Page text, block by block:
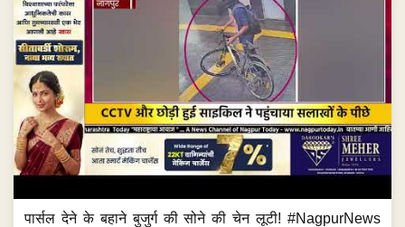
पार्सल देने के बहाने बुजुर्ग की सोने की चेन लूटी! #NagpurNews